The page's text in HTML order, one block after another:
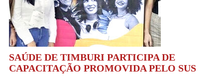
SAÚDE DE TIMBURI PARTICIPA DE
CAPACITAÇÃO PROMOVIDA PELO SUS